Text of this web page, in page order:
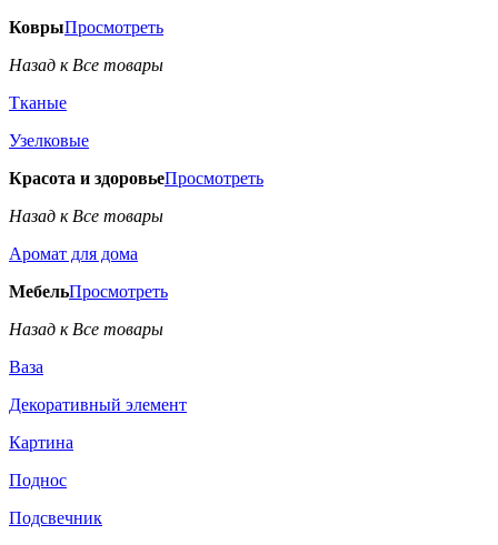
КоврыПросмотреть
Назад к Все товары
Тканые
Узелковые
Красота и здоровьеПросмотреть
Назад к Все товары
Аромат для дома
МебельПросмотреть
Назад к Все товары
Ваза
Декоративный элемент
Картина
Поднос
Подсвечник